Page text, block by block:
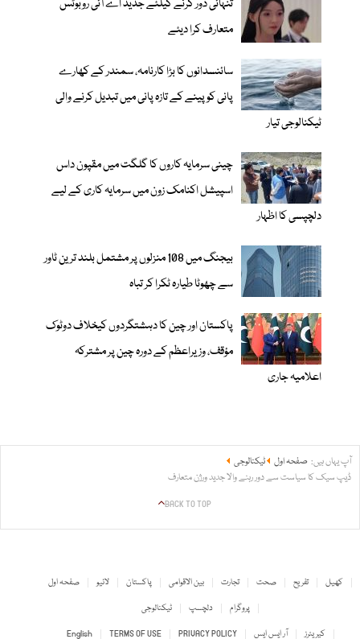
تنہائی دور کرنے کیلئے جدید اے آئی روبوٹس
متعارف کرا دیئے
سائنسدانوں کا بڑا کارنامہ، سمندر کے کھارے
پانی کو پینے کے تازہ پانی میں تبدیل کرنے والی
ٹیکنالوجی تیار
چینی سرمایہ کاروں کا گلگت میں مقپون داس
اسپیشل اکنامک زون میں سرمایہ کاری کے لیے
دلچپسی کا اظہار
بیجنگ میں 108 منزلوں پر مشتمل بلند ترین ٹاور
سے چھوٹا طیارہ ٹکرا کر تباہ
پاکستان اور چین کا دہشتگردوں کیخلاف دوٹوک
مؤقف، وزیراعظم کے دورہ چین پر مشترکہ
اعلامیہ جاری
آپ یہاں ہیں: صفحہ اول
ٹیکنالوجی
ڈیپ سیک کا سیاست سے دور رہنے والا جدید ورژن متعارف
BACK TO TOP
صفحہ اول لائیو پاکستان بین الاقوامی تجارت صحت تفریح
کھیل
ٹیکنالوجی
دلچسپ
پروگرام
English
TERMS OF USE PRIVACY POLICY آر ایس ایس کیریئرز